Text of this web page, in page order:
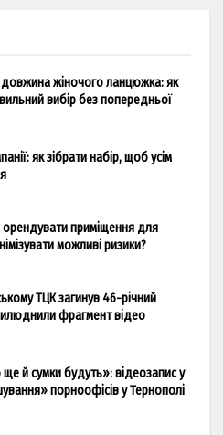
жіночого ланцюжка: як
вибір без попередньої
як зібрати набір, щоб усім
приміщення для
можливі ризики?
ТЦК загинув 46-річний
фрагмент відео
й сумки будуть»: відеозапис у
порноофісів у Тернополі